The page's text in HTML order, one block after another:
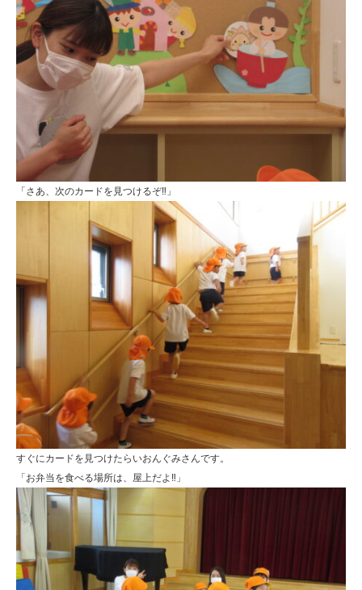
「さあ、次のカードを見つけるぞ‼」
すぐにカードを見つけたらいおんぐみさんです。
「お弁当を食べる場所は、屋上だよ‼」